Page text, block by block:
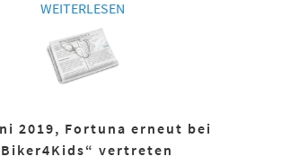
WEITERLESEN
2019, Fortuna erneut bei
vertreten